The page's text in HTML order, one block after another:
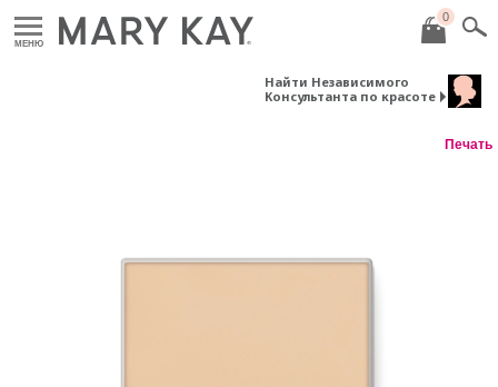
МЕНЮ
0
Найти Независимого
Консультанта по красоте
Печать